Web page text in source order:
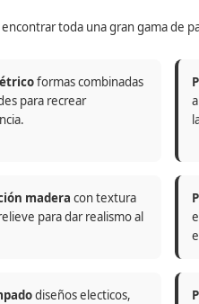
toda una gran gama de
formas combinadas
para recrear
madera con textura
para dar realismo al
diseños electicos,